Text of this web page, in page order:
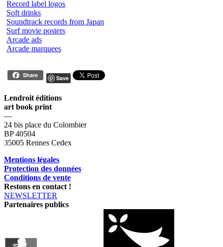
Record label logos
Soft drinks
Soundtrack records from Japan
Surf movie posters
Arcade ads
Arcade marquees
Share Save
Lendroit éditions
art book print
—
24 bis place du Colombier
BP 40504
35005 Rennes Cedex
Mentions légales
Protection des données
Conditions de vente
Restons en contact !
NEWSLETTER
Partenaires publics